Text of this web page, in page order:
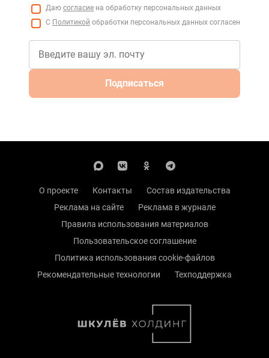
Даю согласие на обработку персональных данных
С Политикой обработки персональных данных согласен
Подписаться
О проекте Контакты
Состав издательства
Реклама на сайте
Реклама в журнале
Правила использования материалов
Пользовательское соглашение
Политика использования cookie-файлов
Рекомендательные технологии
Техподдержка